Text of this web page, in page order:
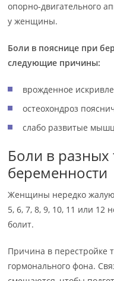
опорно-двигательного
у женщины.
Боли в пояснице при
следующие причины:
врожденное
остеохондроз
слабо развитые
Боли в разных
беременности
Женщины нередко
5, 6, 7, 8, 9, 10, 11 или 12
болит.
Причина в
гормонального фона.